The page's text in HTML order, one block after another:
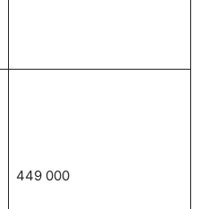
449 000